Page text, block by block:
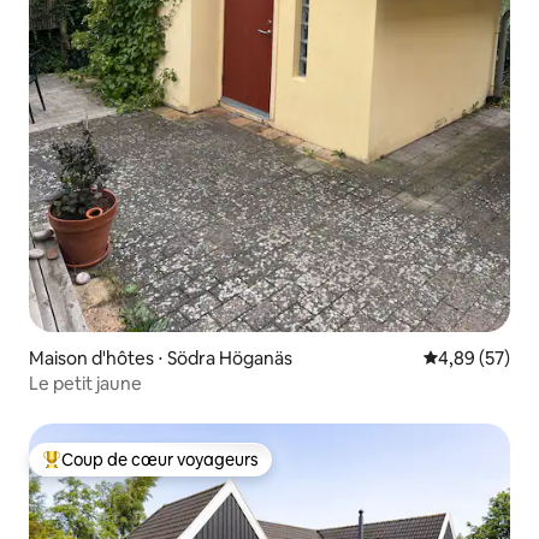
Maison d'hôtes ⋅ Södra Höganäs Évaluation
4,89 (57)
Le petit jaune
Coups de cœur voyageurs les plus appréciés
Coup de cœur voyageurs